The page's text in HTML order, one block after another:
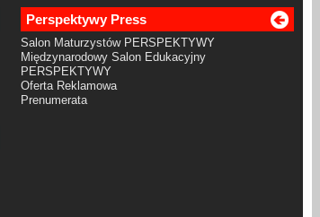
Perspektywy Press
Salon Maturzystów PERSPEKTYWY
Międzynarodowy Salon Edukacyjny
PERSPEKTYWY
Oferta Reklamowa
Prenumerata